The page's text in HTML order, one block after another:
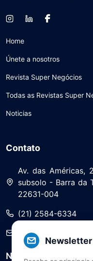
Newsletter
Home
Únete a nosotros
Revista Super Negócios
Todas as Revistas Super
Noticias
Contato
Av. das Américas,
subsolo - Barra da
22631-004
(21) 2584-6334
saa@asserj.com.br
Newsletter